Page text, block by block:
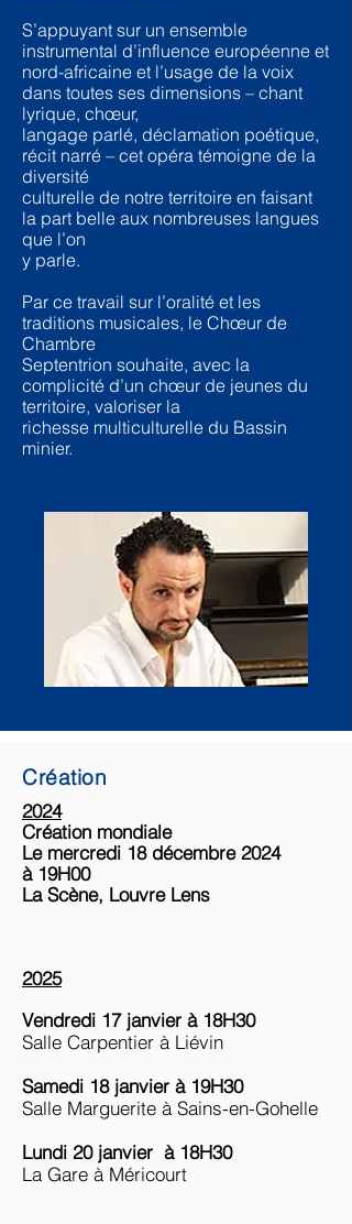
S’appuyant sur un ensemble
instrumental d’influence européenne et
nord-africaine et l’usage de la voix
dans toutes ses dimensions – chant
lyrique, chœur,
langage parlé, déclamation poétique,
récit narré – cet opéra témoigne de la
diversité
culturelle de notre territoire en faisant
la part belle aux nombreuses langues
que l’on
y parle.
Par ce travail sur l’oralité et les
traditions musicales, le Chœur de
Chambre
Septentrion souhaite, avec la
complicité d’un chœur de jeunes du
territoire, valoriser la
richesse multiculturelle du Bassin
minier.
Création
2024
Création mondiale
Le mercredi 18 décembre 2024
à 19H00
La Scène, Louvre Lens
2025
Vendredi 17 janvier à 18H30
Salle Carpentier à Liévin
Samedi 18 janvier à 19H30
Salle Marguerite à Sains-en-Gohelle
Lundi 20 janvier à 18H30
La Gare à Méricourt